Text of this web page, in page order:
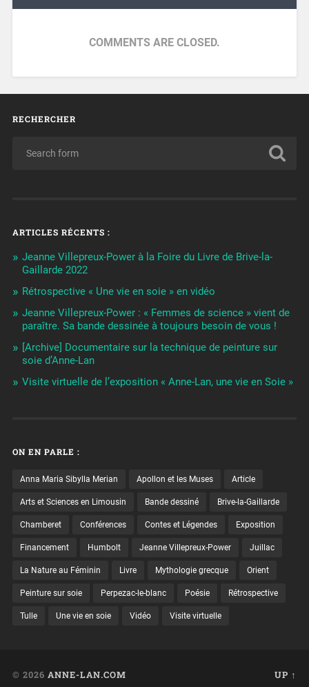
COMMENTS ARE CLOSED.
RECHERCHER
ARTICLES RÉCENTS :
Jeanne Villepreux-Power à la Foire du Livre de Brive-la-
Gaillarde 2022
Rétrospective « Une vie en soie » en vidéo
Jeanne Villepreux-Power : « Femmes de science » vient de
paraître. Sa bande dessinée à toujours besoin de vous !
[Archive] Documentaire sur la technique de peinture sur
soie d’Anne-Lan
Visite virtuelle de l’exposition « Anne-Lan, une vie en Soie »
ON EN PARLE :
Anna Maria Sibylla Merian Apollon et les Muses Article
Arts et Sciences en Limousin Bande dessiné Brive-la-Gaillarde
Chamberet Conférences Contes et Légendes Exposition
Financement Humbolt Jeanne Villepreux-Power Juillac
La Nature au Féminin Livre Mythologie grecque Orient
Peinture sur soie Perpezac-le-blanc Poésie Rétrospective
Tulle Une vie en soie Vidéo Visite virtuelle
© 2026 ANNE-LAN.COM UP ↑